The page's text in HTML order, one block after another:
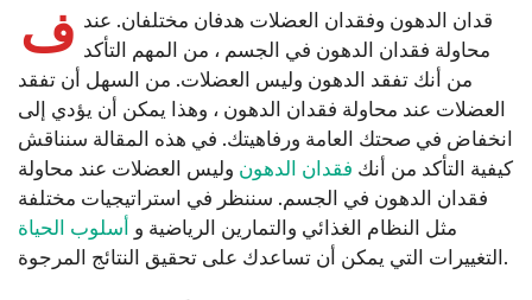
ف قدان الدهون وفقدان العضلات هدفان مختلفان. عند
محاولة فقدان الدهون في الجسم ، من المهم التأكد
من أنك تفقد الدهون وليس العضلات. من السهل أن تفقد
العضلات عند محاولة فقدان الدهون ، وهذا يمكن أن يؤدي إلى
انخفاض في صحتك العامة ورفاهيتك. في هذه المقالة سنناقش
كيفية التأكد من أنك فقدان الدهون وليس العضلات عند محاولة
فقدان الدهون في الجسم. سننظر في استراتيجيات مختلفة
مثل النظام الغذائي والتمارين الرياضية و
أسلوب الحياة
التغييرات التي يمكن أن تساعدك على تحقيق النتائج المرجوة.